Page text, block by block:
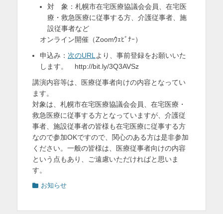
対 象：札幌市在宅医療協議会会員、在宅医
療・救急医療に従事する方、介護従事者、施
設従事者など
オンライン開催（Zoomｳｪﾋﾞﾅｰ）
申込み： 次のURL より、事前登録をお願いいた
します。 http://bit.ly/3Q3AVSz
講演内容等は、医療従事者向けの内容となってい
ます。
対象は、札幌市在宅医療協議会会員、在宅医療・
救急医療に従事する方となっていますが、介護従
事者、施設従事者の皆様も在宅医療に従事する方
なので参加OKですので、関心のある方は是非参加
ください。一般の皆様は、医療従事者向けの内容
という点もあり、ご遠慮いただければと思いま
す。
カ お知らせ